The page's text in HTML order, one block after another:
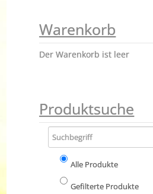
Warenkorb
Der Warenkorb ist leer
Produktsuche
Alle Produkte
Gefilterte Produkte